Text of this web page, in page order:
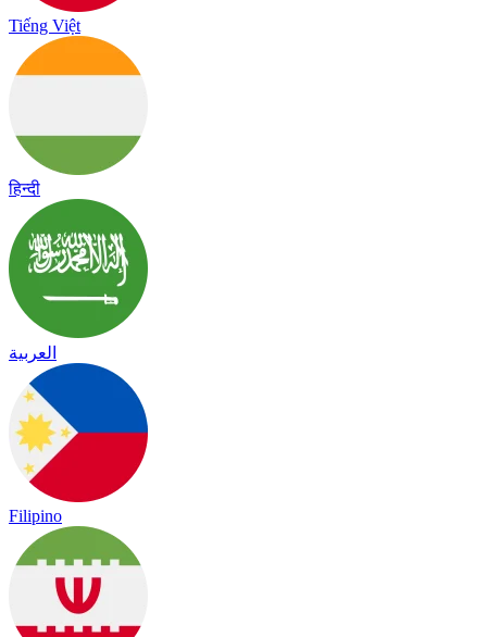
Tiếng Việt
हिन्दी
العربية
Filipino